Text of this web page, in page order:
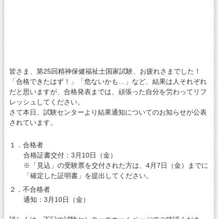
皆さま、第25回精神保健福祉士国家試験、お疲れさまでした！
「合格できたはず！」「危ないかも…」など、結果は人それぞれ
だと思いますが、合格発表までは、頑張った自分を労わってリフ
レッシュしてください。
さて本日、試験センターより結果通知についてのお知らせが公表
されています。
１．合格者
合格証書交付：3月10日（金）
※「見込」の受験票を交付された方は、4月7日（金）までに
「確定した証明書」を提出してください。
２．不合格者
通知：3月10日（金）